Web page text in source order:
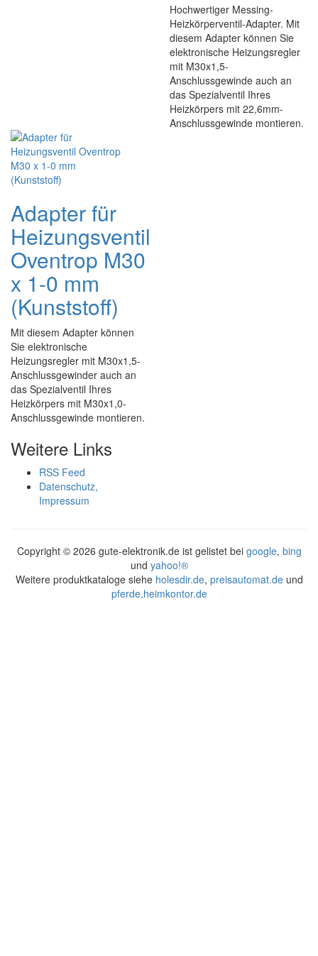
Hochwertiger Messing-
Heizkörperventil-Adapter. Mit
diesem Adapter können Sie
elektronische Heizungsregler
mit M30x1,5-
Anschlussgewinde auch an
das Spezialventil Ihres
Heizkörpers mit 22,6mm-
Anschlussgewinde montieren.
Adapter für
Heizungsventil
Oventrop M30
x 1-0 mm
(Kunststoff)
Mit diesem Adapter können
Sie elektronische
Heizungsregler mit M30x1,5-
Anschlussgewinder auch an
das Spezialventil Ihres
Heizkörpers mit M30x1,0-
Anschlussgewinde montieren.
Weitere Links
RSS Feed
Datenschutz,
Impressum
Copyright © 2026 gute-elektronik.de ist gelistet bei google, bing
und yahoo!®
Weitere produktkataloge siehe holesdir.de, preisautomat.deund
pferde.heimkontor.de